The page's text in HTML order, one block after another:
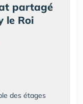
partagé
le Roi
des étages